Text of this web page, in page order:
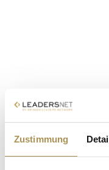
Zustimmung